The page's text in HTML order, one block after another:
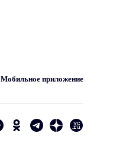
Мобильное приложение